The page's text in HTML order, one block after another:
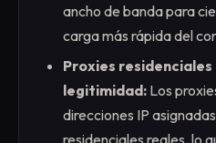
ancho de banda para
carga más rápida del
Proxies
legitimidad: Los
direcciones IP